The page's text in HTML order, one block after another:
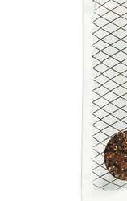
OEMお問い合わせ